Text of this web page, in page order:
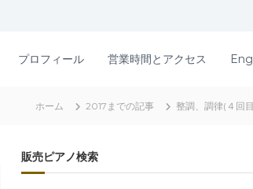
プロフィール 営業時間とアクセス
ホーム 2017までの記事 整調、調律(４回
販売ピアノ検索